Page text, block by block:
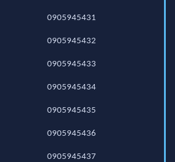
0905945431
0905945432
0905945433
0905945434
0905945435
0905945436
0905945437